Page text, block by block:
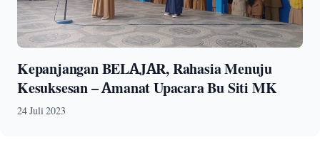
Kepanjangan BELAJAR, Rahasia Menuju
Kesuksesan – Amanat Upacara Bu Siti MK
24 Juli 2023